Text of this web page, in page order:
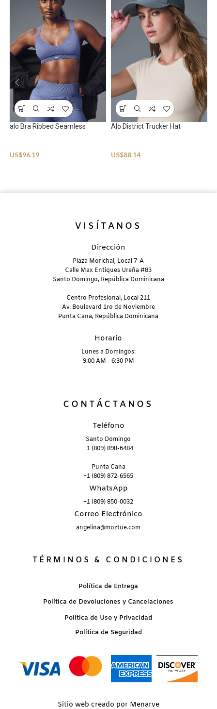
alo Bra Ribbed Seamless
US$96.19
Alo District Trucker Hat
US$88.14
VISÍTANOS
Dirección
Plaza Morichal, Local 7-A
Calle Max Entiques Ureña #83
Santo Domingo, República Dominicana
Centro Profesional, Local 211
Av. Boulevard 1ro de Noviembre
Punta Cana, República Dominicana
Horario
Lunes a Domingos:
9:00 AM - 6:30 PM
CONTÁCTANOS
Teléfono
Santo Domingo
+1 (809) 898-6484
Punta Cana
+1 (809) 872-6565
WhatsApp
+1 (809) 850-0032
Correo Electrónico
angelina@moztue.com
TÉRMINOS & CONDICIONES
Política de Entrega
Política de Devoluciones y Cancelaciones
Política de Uso y Privacidad
Política de Seguridad
Sitio web creado por Menarve